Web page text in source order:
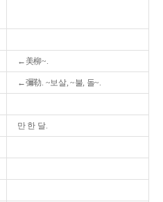
←美柳~.
←彌勒. ~보살, ~불, 돌~.
만 한 달.